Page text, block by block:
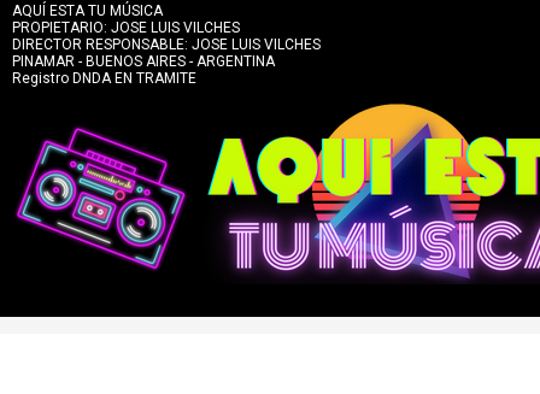
AQUÍ ESTA TU MÚSICA
PROPIETARIO: JOSE LUIS VILCHES
DIRECTOR RESPONSABLE: JOSE LUIS VILCHES
PINAMAR - BUENOS AIRES - ARGENTINA
Registro DNDA EN TRAMITE